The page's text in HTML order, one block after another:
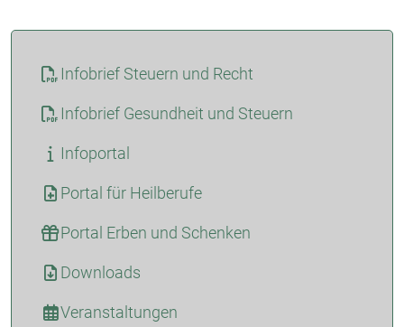
Infobrief Steuern und Recht
Infobrief Gesundheit und Steuern
Infoportal
Portal für Heilberufe
Portal Erben und Schenken
Downloads
Veranstaltungen